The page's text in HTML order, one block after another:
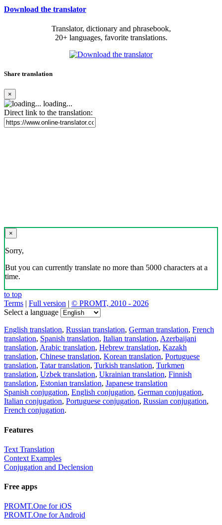
Download the translator
Translator, dictionary and phrasebook,
20+ languages, favorite translations.
Share translation
×
loading...
Direct link to the translation:
×
Sorry,
But you can currently translate no more than 5000 characters at a
time.
to top
Terms | Full version | © PROMT, 2010 - 2026
Select a language
English translation, Russian translation, German translation, French
translation, Spanish translation, Italian translation, Azerbaijani
translation, Arabic translation, Hebrew translation, Kazakh
translation, Chinese translation, Korean translation, Portuguese
translation, Tatar translation, Turkish translation, Turkmen
translation, Uzbek translation, Ukrainian translation, Finnish
translation, Estonian translation, Japanese translation
Spanish conjugation, English conjugation, German conjugation,
Italian conjugation, Portuguese conjugation, Russian conjugation,
French conjugation.
Features
Text Translation
Context Examples
Conjugation and Declension
Free apps
PROMT.One for iOS
PROMT.One for Android